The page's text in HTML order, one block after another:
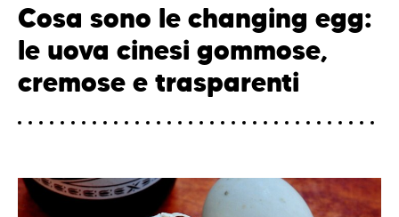
Cosa sono le changing egg:
le uova cinesi gommose,
cremose e trasparenti